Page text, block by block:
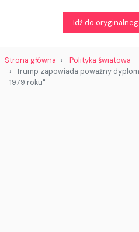
Idź do
Strona główna
Polityka światowa
Trump zapowiada poważny
1979 roku"